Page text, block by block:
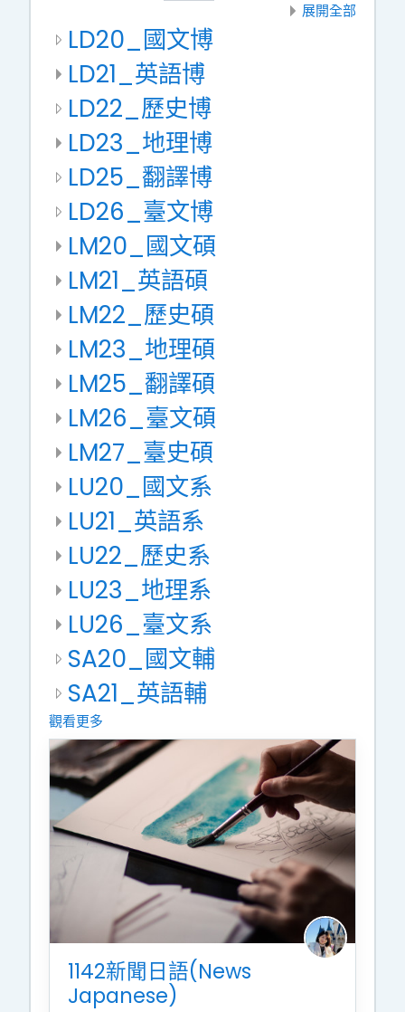
展開全部
LD20_國文博
LD21_英語博
LD22_歷史博
LD23_地理博
LD25_翻譯博
LD26_臺文博
LM20_國文碩
LM21_英語碩
LM22_歷史碩
LM23_地理碩
LM25_翻譯碩
LM26_臺文碩
LM27_臺史碩
LU20_國文系
LU21_英語系
LU22_歷史系
LU23_地理系
LU26_臺文系
SA20_國文輔
SA21_英語輔
觀看更多
1142新聞日語(News
Japanese)